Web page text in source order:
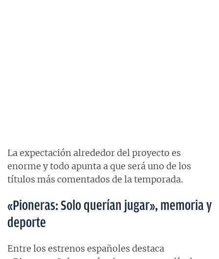
La expectación alrededor del proyecto es
enorme y todo apunta a que será uno de los
títulos más comentados de la temporada.
«Pioneras: Solo querían jugar», memoria y
deporte
Entre los estrenos españoles destaca